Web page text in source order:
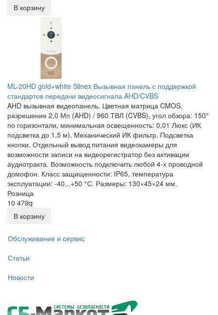
В корзину
ML-20HD gold+white Slinex Вызывная панель с поддержкой
стандартов передачи видеосигнала AHD/CVBS
AHD вызывная видеопанель. Цветная матрица CMOS,
разрешение 2,0 Мп (AHD) / 960 ТВЛ (CVBS), угол обзора: 150°
по горизонтали, минимальная освещенность: 0,01 Люкс (ИК
подсветка до 1,5 м). Механический ИК фильтр. Подсветка
кнопки. Отдельный вывод питания видеокамеры для
возможности записи на видеорегистратор без активации
аудиотракта. Возможность подключить любой 4-х проводной
домофон. Класс защищенности: IP65, температура
эксплуатации: -40...+50 °С. Размеры: 130×45×24 мм.
Розница
10 479q
В корзину
Обслуживание и сервис
Статьи
Новости